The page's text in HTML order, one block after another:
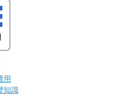
用
知識